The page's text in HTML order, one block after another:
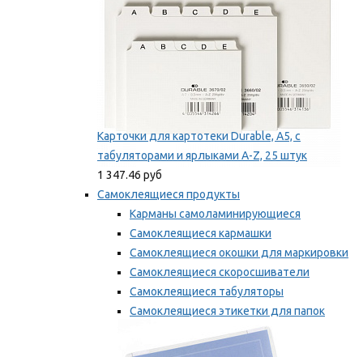
Карточки для картотеки Durable, A5, с
табуляторами и ярлыками A-Z, 25 штук
1 347.46 руб
Самоклеящиеся продукты
Карманы самоламинирующиеся
Самоклеящиеся кармашки
Самоклеящиеся окошки для маркировки
Самоклеящиеся скоросшиватели
Самоклеящиеся табуляторы
Самоклеящиеся этикетки для папок
Таблички для маркировки
Мы рекомендуем